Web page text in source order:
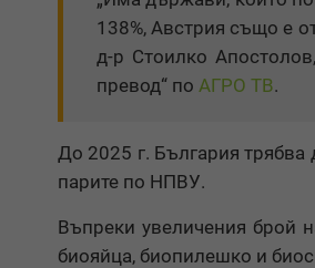
138%, Австрия също е
д-р Стоилко
превод“ по АГРО ТВ.
До 2025 г. България
парите по НПВУ.
Въпреки увеличения брой
биояйца, биопилешко и